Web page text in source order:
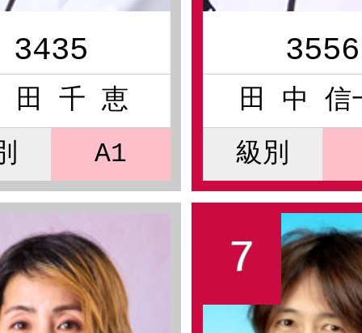
3435
田 千 恵
A1
3556
田 中 信
級別
7